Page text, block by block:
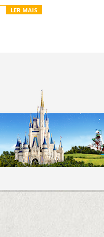
LER MAIS